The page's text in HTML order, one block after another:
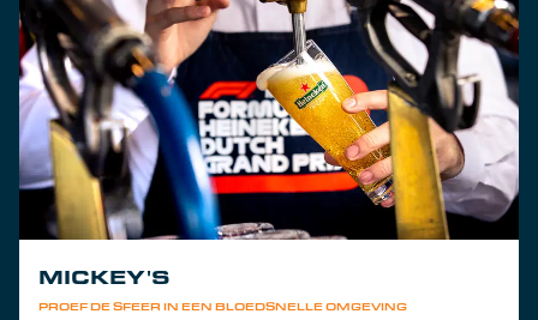
PROEF DE SFEER IN EEN BLOEDSNELLE OMGEVING
MICKEY'S